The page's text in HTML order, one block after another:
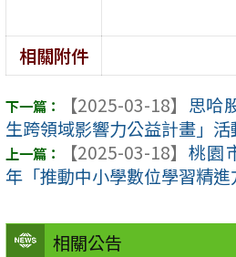
相關公告
相關附件
【2025-03-18】 思哈
生跨領域影響力公益計畫」
【2025-03-18】 桃園
年「推動中小學數位學習精進